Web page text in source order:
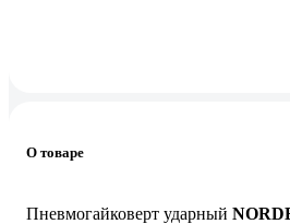
О товаре
Пневмогайковерт ударный